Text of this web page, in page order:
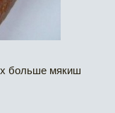
больше мякиш